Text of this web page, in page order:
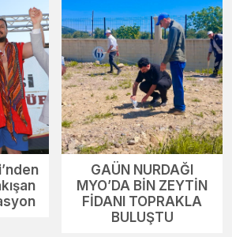
GAÜN NURDAĞI
MYO’DA BİN ZEYTİN
FİDANI TOPRAKLA
BULUŞTU